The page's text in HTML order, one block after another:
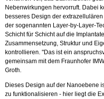
Nebenwirkungen hervorruft. Dabei
besseres Design der
der sogenannten Layer-by-Layer-
Schicht für Schicht auf die
Zusammensetzung, Struktur und
kontrollieren. "Das ist ein
gemeinsam mit dem Fraunhofer
Groth.
Dieses Design auf der Nanoebene
zu funktionalisieren - hier liegt die